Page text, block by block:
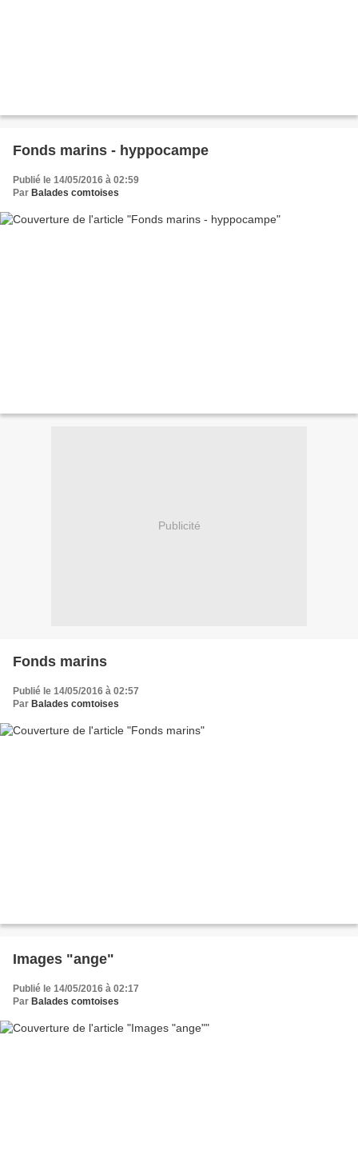
Fonds marins - hyppocampe
Publié le 14/05/2016 à 02:59
Par Balades comtoises
Publicité
Fonds marins
Publié le 14/05/2016 à 02:57
Par Balades comtoises
Images "ange"
Publié le 14/05/2016 à 02:17
Par Balades comtoises